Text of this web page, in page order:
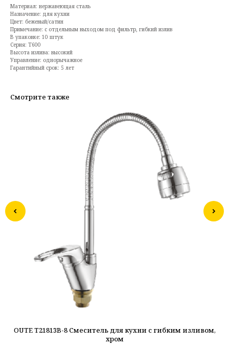
Материал: нержавеющая сталь
Назначение: для кухни
Цвет: бежевый/сатин
Примечание: с отдельным выходом под фильтр, гибкий излив
В упаковке: 10 штук
Серия: T600
Высота излива: высокий
Управление: однорычажное
Гарантийный срок: 5 лет
Смотрите также
OUTE T21813B-8 Смеситель для кухни с гибким изливом,
хром